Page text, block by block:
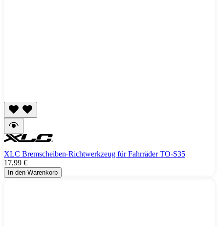
XLC Bremscheiben-Richtwerkzeug für Fahrräder TO-S35
17,99 €
In den Warenkorb